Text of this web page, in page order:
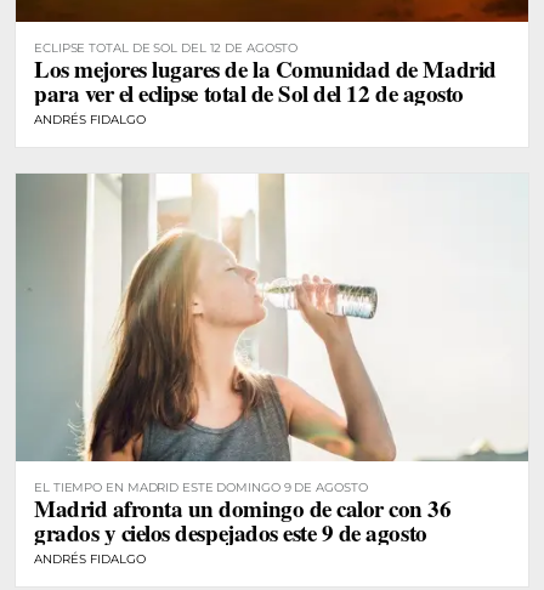
ECLIPSE TOTAL DE SOL DEL 12 DE AGOSTO
Los mejores lugares de la Comunidad de Madrid
para ver el eclipse total de Sol del 12 de agosto
ANDRÉS FIDALGO
EL TIEMPO EN MADRID ESTE DOMINGO 9 DE AGOSTO
Madrid afronta un domingo de calor con 36
grados y cielos despejados este 9 de agosto
ANDRÉS FIDALGO